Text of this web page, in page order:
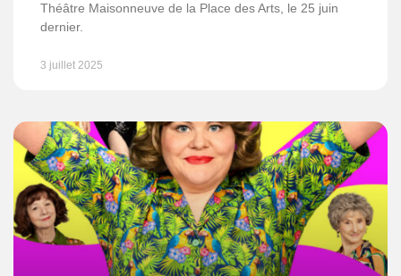
Théâtre Maisonneuve de la Place des Arts, le 25 juin
dernier.
3 juillet 2025